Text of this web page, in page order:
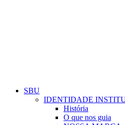
SBU
IDENTIDADE
História
O que nos guia